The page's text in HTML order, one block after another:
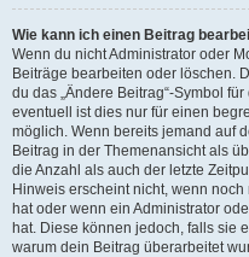
Wie kann ich einen Beitrag
Wenn du nicht Administrator oder
Beiträge bearbeiten oder löschen.
du das „Ändere Beitrag“-Symbol
eventuell ist dies nur für einen
möglich. Wenn bereits jemand auf
Beitrag in der Themenansicht als
die Anzahl als auch der letzte
Hinweis erscheint nicht, wenn
hat oder wenn ein Administrator
hat. Diese können jedoch, falls sie
warum dein Beitrag überarbeitet